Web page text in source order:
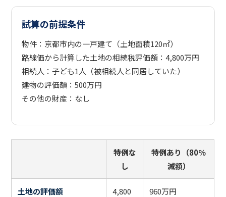
試算の前提条件
物件：京都市内の一戸建て（土地面積120㎡）
路線価から計算した土地の相続税評価額：4,800万円
相続人：子ども1人（被相続人と同居していた）
建物の評価額：500万円
その他の財産：なし
特例な
し
特例あり（80％
減額）
土地の評価額
4,800
960万円